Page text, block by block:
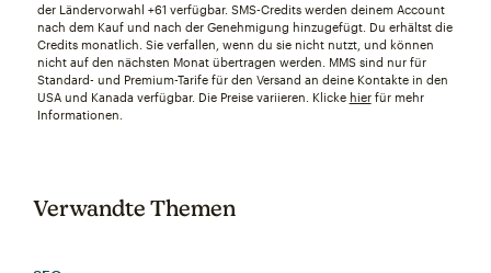
der Ländervorwahl +61 verfügbar. SMS-Credits werden deinem Account
nach dem Kauf und nach der Genehmigung hinzugefügt. Du erhältst die
Credits monatlich. Sie verfallen, wenn du sie nicht nutzt, und können
nicht auf den nächsten Monat übertragen werden. MMS sind nur für
Standard- und Premium-Tarife für den Versand an deine Kontakte in den
USA und Kanada verfügbar. Die Preise variieren. Klicke hierfür mehr
Informationen.
Verwandte Themen